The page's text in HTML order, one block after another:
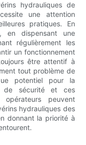
hydrauliques de
une attention
pratiques. En
en dispensant une
régulièrement les
un fonctionnement
être attentif à
tout problème de
potentiel pour la
de sécurité et ces
opérateurs peuvent
hydrauliques des
donnant la priorité à